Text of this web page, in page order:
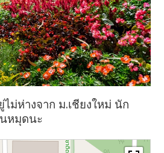
ม่ห่างจาก ม.เชียงใหม่ นัก
นหมุดนะ